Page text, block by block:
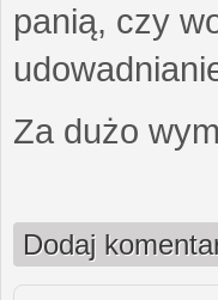
panią, czy
Za dużo
Dodaj